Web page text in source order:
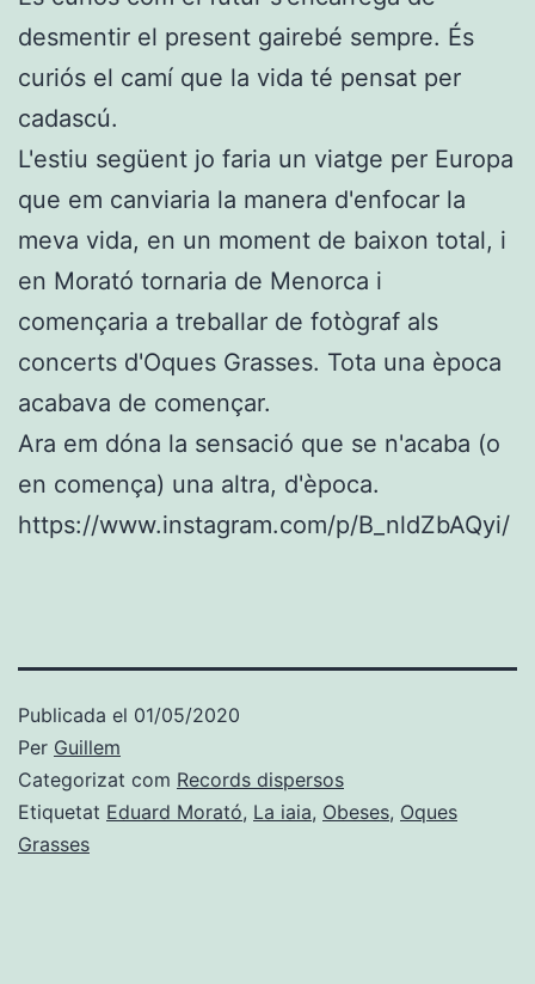
desmentir el present gairebé sempre. És
curiós el camí que la vida té pensat per
cadascú.
L'estiu següent jo faria un viatge per Europa
que em canviaria la manera d'enfocar la
meva vida, en un moment de baixon total, i
en Morató tornaria de Menorca i
començaria a treballar de fotògraf als
concerts d'Oques Grasses. Tota una època
acabava de començar.
Ara em dóna la sensació que se n'acaba (o
en comença) una altra, d'època.
https://www.instagram.com/p/B_nldZbAQyi/
Publicada el 01/05/2020
Per Guillem
Categorizat com Records dispersos
Etiquetat Eduard Morató, La iaia, Obeses, Oques
Grasses